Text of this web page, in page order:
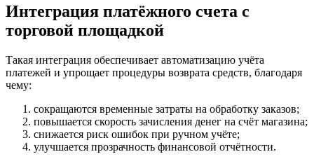
Интеграция платёжного счета с
торговой площадкой
Такая интеграция обеспечивает автоматизацию учёта
платежей и упрощает процедуры возврата средств, благодаря
чему:
сокращаются временные затраты на обработку заказов;
повышается скорость зачисления денег на счёт магазина;
снижается риск ошибок при ручном учёте;
улучшается прозрачность финансовой отчётности.